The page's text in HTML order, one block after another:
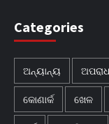
Categories
ଅନ୍ୟାନ୍ୟ ଅପରାଧ
କୋଣାର୍କ ଖେଳ